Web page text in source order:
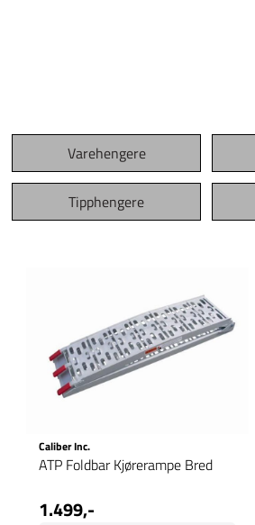
Varehengere
Tipphengere
Caliber Inc.
ATP Foldbar Kjørerampe Bred
1.499,-